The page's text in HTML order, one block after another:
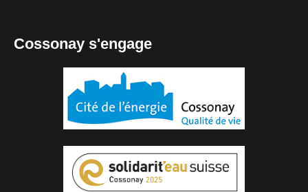
Cossonay s'engage